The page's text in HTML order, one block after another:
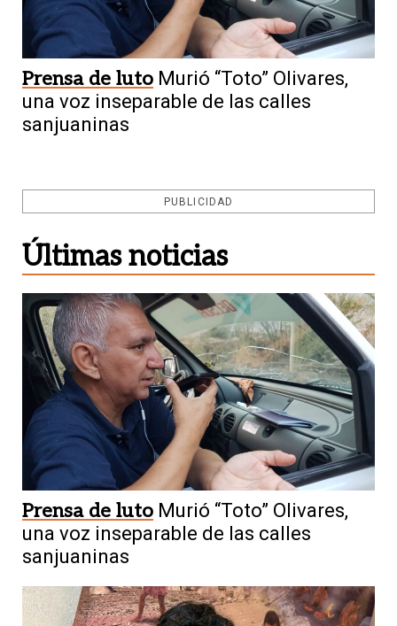
Prensa de luto Murió “Toto” Olivares,
una voz inseparable de las calles
sanjuaninas
PUBLICIDAD
Últimas noticias
Prensa de luto Murió “Toto” Olivares,
una voz inseparable de las calles
sanjuaninas